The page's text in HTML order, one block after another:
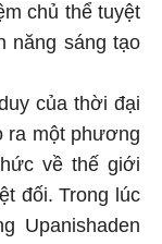
chủ thể tuyệt
năng sáng tạo
của thời đại
ra một phương
về thế giới
đối. Trong lúc
Upanishaden